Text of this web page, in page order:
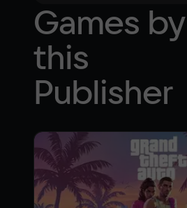
Games by
this
Publisher